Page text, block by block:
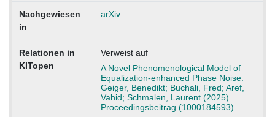
Nachgewiesen
in
arXiv
Relationen in
KITopen
Verweist auf
A Novel Phenomenological Model of
Equalization-enhanced Phase Noise.
Geiger, Benedikt; Buchali, Fred; Aref,
Vahid; Schmalen, Laurent (2025)
Proceedingsbeitrag (1000184593)